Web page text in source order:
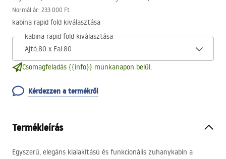
Normál ár: 233 000 Ft
kabina rapid fold kiválasztása
kabina rapid fold kiválasztása
Csomagfeladás {{info}} munkanapon belül.
Kérdezzen a termékről
Termékleírás
Egyszerű, elegáns kialakítású és funkcionális zuhanykabin a